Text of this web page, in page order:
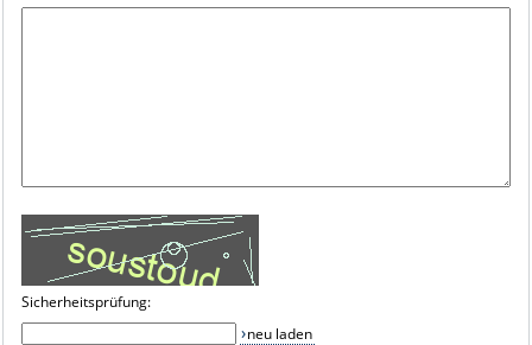
Sicherheitsprüfung:
neu laden